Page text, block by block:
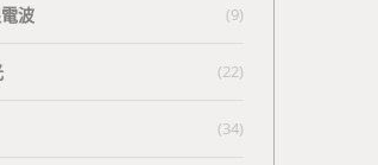
波 (9)
(22)
(34)